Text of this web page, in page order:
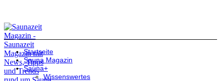
Startseite
Sauna Magazin
Sauna+
Wissenswertes